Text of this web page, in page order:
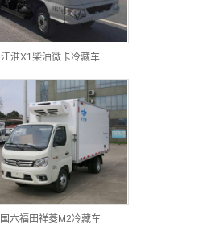
江淮X1柴油微卡冷藏车
国六福田祥菱M2冷藏车